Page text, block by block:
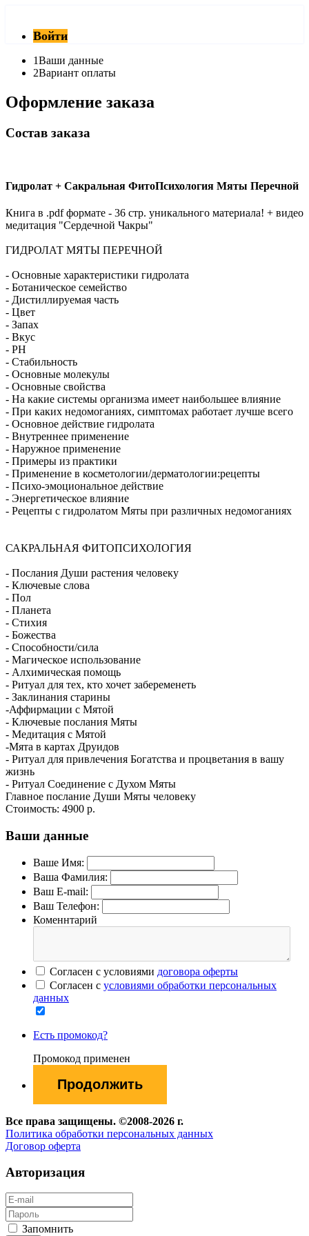
Войти
1Ваши данные
2Вариант оплаты
Оформление заказа
Состав заказа
Гидролат + Сакральнaя ФитоПсихология Мяты Перечной
Книга в .pdf формате - 36 стр. уникального материала! + видео
медитация "Сердечной Чакры"
ГИДРОЛАТ МЯТЫ ПЕРЕЧНОЙ
- Основные характеристики гидролата
- Ботаническое семейство
- Дистиллируемая часть
- Цвет
- Запах
- Вкус
- PH
- Стабильность
- Основные молекулы
- Основные свойства
- На какие системы организма имеет наибольшее влияние
- При каких недомоганиях, симптомах работает лучше всего
- Основное действие гидролата
- Внутреннее применение
- Наружное применение
- Примеры из практики
- Применение в косметологии/дерматологии:рецепты
- Психо-эмоциональное действие
- Энергетическое влияние
- Рецепты с гидролатом Мяты при различных недомоганиях
САКРАЛЬНАЯ ФИТОПСИХОЛОГИЯ
- Послания Души растения человеку
- Ключевые слова
- Пол
- Планета
- Стихия
- Божества
- Способности/сила
- Магическое использование
- Алхимическая помощь
- Ритуал для тех, кто хочет забеременеть
- Заклинания старины
-Аффирмации с Мятой
- Ключевые послания Мяты
- Медитация с Мятой
-Мята в картах Друидов
- Ритуал для привлечения Богатства и процветания в вашу
жизнь
- Ритуал Соединение с Духом Мяты
Главное послание Души Мяты человеку
Стоимость: 4900 р.
Ваши данные
Ваше Имя:
Ваша Фамилия:
Ваш E-mail:
Ваш Телефон:
Коменнтарий
Согласен с условиями договора оферты
Согласен с условиями обработки персональных
данных
Есть промокод?
Промокод применен
Все права защищены. ©2008-2026 г.
Политика обработки персональных данных
Договор оферта
Авторизация
Запомнить